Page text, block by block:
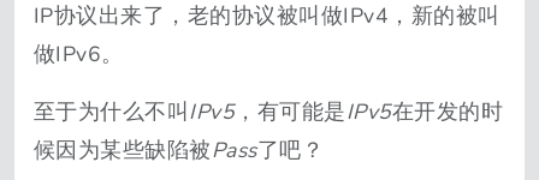
IP协议出来了，老的协议被叫做IPv4，新的被叫
做IPv6。
至于为什么不叫IPv5，有可能是IPv5在开发的时
候因为某些缺陷被Pass了吧？